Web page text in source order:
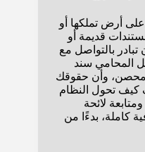
أرض تملكها أو
قديمة أو
بالتواصل مع
المحامي سند
محصن، وأن حقوقك
كيف تحول النظام
لائحة
كاملة، بدءًا من